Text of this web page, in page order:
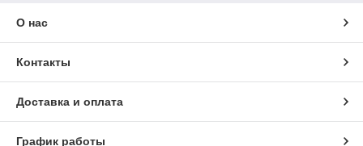
О нас
Контакты
Доставка и оплата
График работы